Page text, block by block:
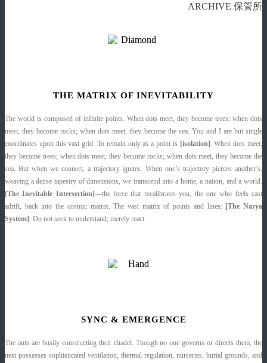
ARCHIVE 保管所
THE MATRIX OF INEVITABILITY
The world is composed of infinite points. When dots meet, they become trees; when dots
meet, they become rocks; when dots meet, they become the sea. You and I are but single
coordinates upon this vast grid. To remain only as a point is [isolation] . When dots meet,
they become trees; when dots meet, they become rocks; when dots meet, they become the
sea. But when we connect, a trajectory ignites. When one’s trajectory pierces another’s,
weaving a dense tapestry of dimensions, we transcend into a home, a nation, and a world.
[The Inevitable Intersection]—the force that recalibrates you, the one who feels cast
adrift, back into the cosmic matrix. The vast matrix of points and lines: [The Narya
System] . Do not seek to understand; merely react.
SYNC & EMERGENCE
The ants are busily constructing their citadel. Though no one governs or directs them, the
nest possesses sophisticated ventilation, thermal regulation, nurseries, burial grounds, and